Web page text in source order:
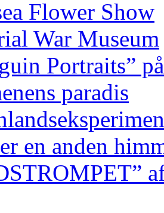
Flower Show
War Museum
Portraits”
paradis
en anden